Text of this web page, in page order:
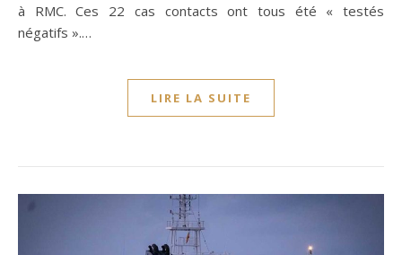
à RMC. Ces 22 cas contacts ont tous été « testés
négatifs ».…
LIRE LA SUITE